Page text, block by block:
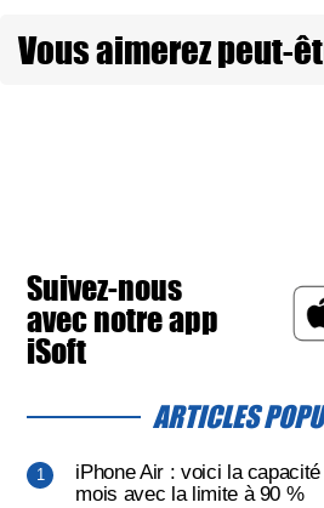
Vous aimerez peut-
Suivez-nous
avec notre app
iSoft
ARTICLES
iPhone Air : voici la
mois avec la limite à 90 %